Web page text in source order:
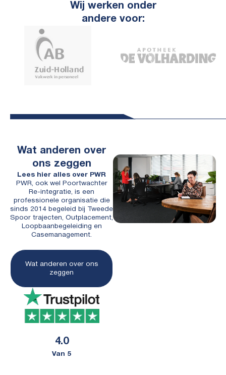
Wij werken onder
andere voor:
Wat anderen over
ons zeggen
Lees hier alles over PWR
PWR, ook wel Poortwachter
Re-integratie, is een
professionele organisatie die
sinds 2014 begeleid bij Tweede
Spoor trajecten, Outplacement,
Loopbaanbegeleiding en
Casemanagement.
Wat anderen over ons
zeggen
4.0
Van 5